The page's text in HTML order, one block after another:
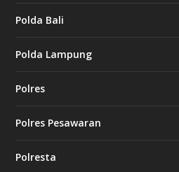
Polda Bali
Polda Lampung
Polres
Polres Pesawaran
Polresta